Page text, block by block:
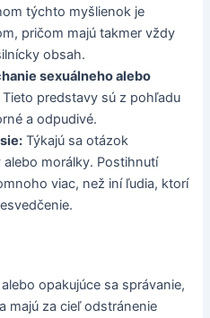
týchto myšlienok je
pričom majú takmer vždy
obsah.
sexuálneho alebo
Tieto predstavy sú z pohľadu
a odpudivé.
Týkajú sa otázok
morálky. Postihnutí
viac, než iní ľudia, ktorí
opakujúce sa správanie,
majú za cieľ odstránenie